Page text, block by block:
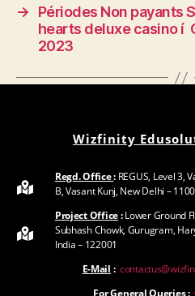
→
Périodes Non payants
hearts deluxe casino í
2023
Wizfinity
Regd. Office: REGUS, Level 3,
B, Vasant Kunj, New Delhi –
Project Office:Lower Ground
Subhash Chowk, Gurugram,
India – 122001
E-Mail :